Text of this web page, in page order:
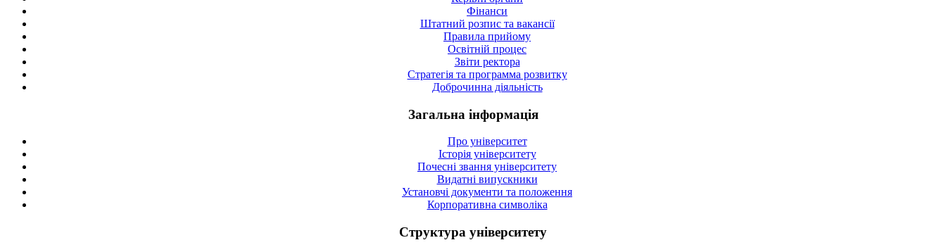
Фінанси
Штатний розпис та вакансії
Правила прийому
Освітній процес
Звіти ректора
Стратегія та программа розвитку
Доброчинна діяльність
Загальна інформація
Про університет
Історія університету
Почесні звання університету
Видатні випускники
Установчі документи та положення
Корпоративна символiка
Структура університету